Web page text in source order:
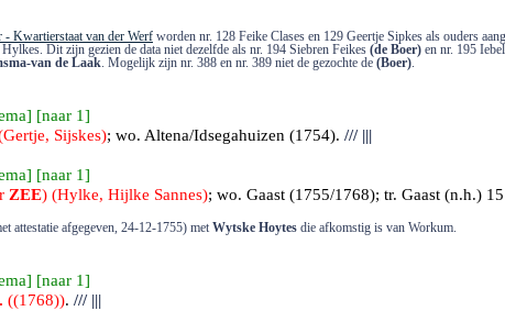
- Kwartierstaat van der Werf worden nr. 128 Feike Clases en 129 Geertje Sipkes als ouders
Dit zijn gezien de data niet dezelfde als nr. 194 Siebren Feikes (de Boer) en nr. 195
van de Laak. Mogelijk zijn nr. 388 en nr. 389 niet de gezochte de (Boer).
] [naar 1]
Sijskes); wo. Altena/Idsegahuizen (1754). ///|||
] [naar 1]
ZEE) (Hylke, Hijlke Sannes); wo. Gaast (1755/1768); tr. Gaast (n.h.)
attestatie afgegeven, 24-12-1755) met Wytske Hoytes die afkomstig is van Workum.
] [naar 1]
((1768)). ///|||